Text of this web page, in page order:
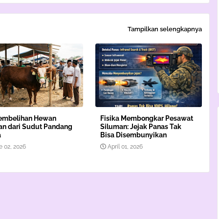
Tampilkan selengkapnya
Hewan
dari Sudut Pandang
02, 2026
Fisika Membongkar Pesawat
Siluman: Jejak Panas Tak
Bisa Disembunyikan
April 01, 2026